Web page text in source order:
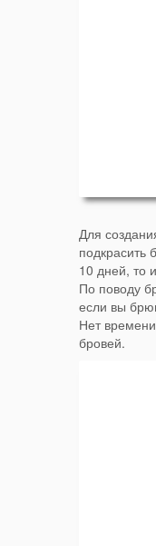
Для
подкрасить
10 дней, то
По поводу
если вы
Нет
бровей.